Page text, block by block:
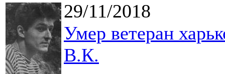
29/11/2018
Умер ветеран
В.К.